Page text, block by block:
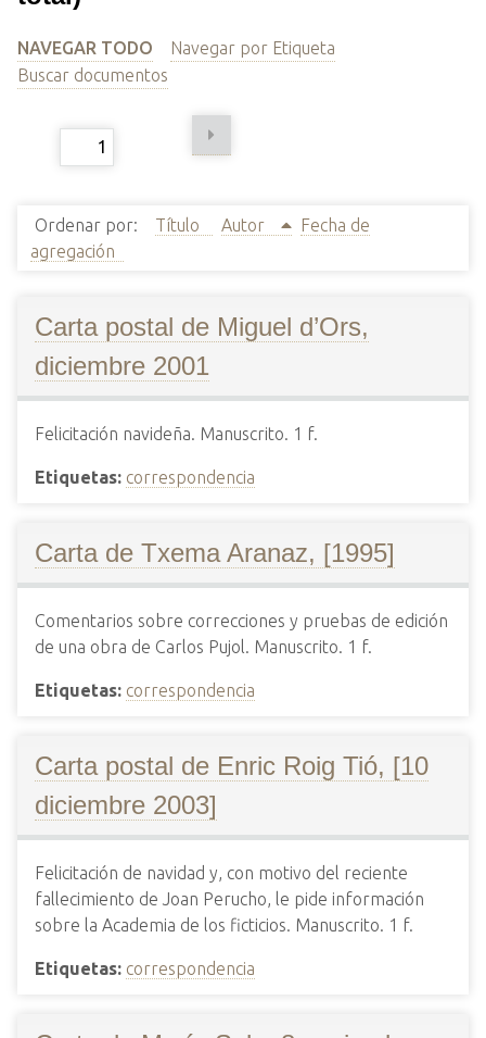
NAVEGAR TODO
Navegar por Etiqueta
Buscar documentos
Ordenar por: Título Autor
Fecha de
agregación
Carta postal de Miguel d’Ors,
diciembre 2001
Felicitación navideña. Manuscrito. 1 f.
Etiquetas: correspondencia
Carta de Txema Aranaz, [1995]
Comentarios sobre correcciones y pruebas de edición
de una obra de Carlos Pujol. Manuscrito. 1 f.
Etiquetas: correspondencia
Carta postal de Enric Roig Tió, [10
diciembre 2003]
Felicitación de navidad y, con motivo del reciente
fallecimiento de Joan Perucho, le pide información
sobre la Academia de los ficticios. Manuscrito. 1 f.
Etiquetas: correspondencia